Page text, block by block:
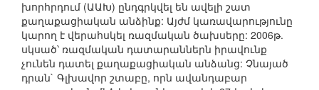
խորհրդում (ԱԱԽ) ընդգրկվել են ավելի շատ
քաղաքացիական անձինք: Այժմ կառավարությունը
կարող է վերահսկել ռազմական ծախսերը: 2006թ.
սկսած՝ ռազմական դատարաններն իրավունք
չունեն դատել քաղաքացիական անձանց: Չնայած
դրան` Գլխավոր շտաբը, որն ավանդաբար